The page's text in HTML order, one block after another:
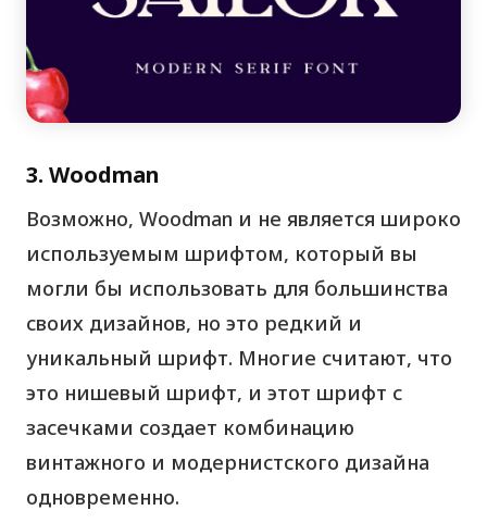
3. Woodman
Возможно, Woodman и не является широко
используемым шрифтом, который вы
могли бы использовать для большинства
своих дизайнов, но это редкий и
уникальный шрифт. Многие считают, что
это нишевый шрифт, и этот шрифт с
засечками создает комбинацию
винтажного и модернистского дизайна
одновременно.